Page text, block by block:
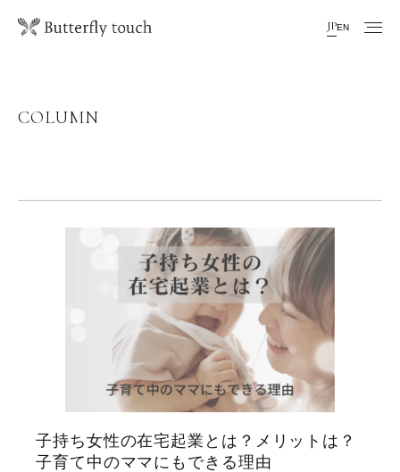
EN
JP
COLUMN
子持ち女性の在宅起業とは？メリットは？
子育て中のママにもできる理由